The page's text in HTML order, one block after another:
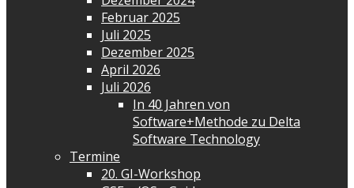
Februar 2025
Juli 2025
Dezember 2025
April 2026
Juli 2026
In 40 Jahren von
Software+Methode zu Delta
Software Technology
Termine
20. GI-Workshop